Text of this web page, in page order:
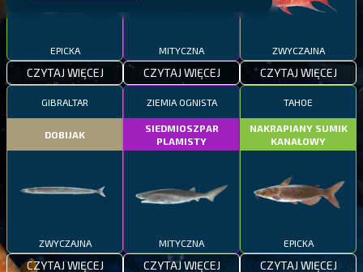
EPICKA
CZYTAJ WIĘCEJ
MITYCZNA
CZYTAJ WIĘCEJ
ZWYCZAJNA
CZYTAJ WIĘCEJ
GIBRALTAR
DOBIJAK
ZWYCZAJNA
CZYTAJ WIĘCEJ
ZIEMIA OGNISTA
SIEDMIOSZPAR
PLAMISTY
MITYCZNA
CZYTAJ WIĘCEJ
TAHOE
NAKRAPIANY SUMIK
KANAŁOWY
EPICKA
CZYTAJ WIĘCEJ